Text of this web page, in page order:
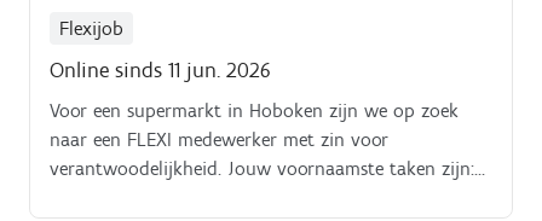
Flexijob
Online sinds 11 jun. 2026
Voor een supermarkt in Hoboken zijn we op zoek
naar een FLEXI medewerker met zin voor
verantwoodelijkheid. Jouw voornaamste taken zijn: